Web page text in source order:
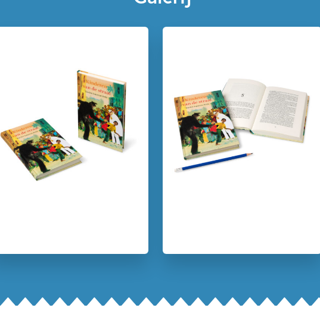
Uitgever:
Verschijningsdatum: 15-05-2025
9 – 12 jaar
Reizen & (verre) landen
Xavier-